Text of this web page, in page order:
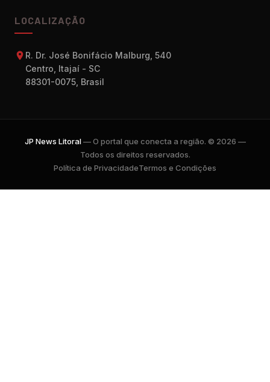
LOCALIZAÇÃO
R. Dr. José Bonifácio Malburg, 540
Centro, Itajaí - SC
88301-0075, Brasil
JP News Litoral— O portal que conecta a região. © 2026 —
Todos os direitos reservados.
Política de PrivacidadeTermos e Condições